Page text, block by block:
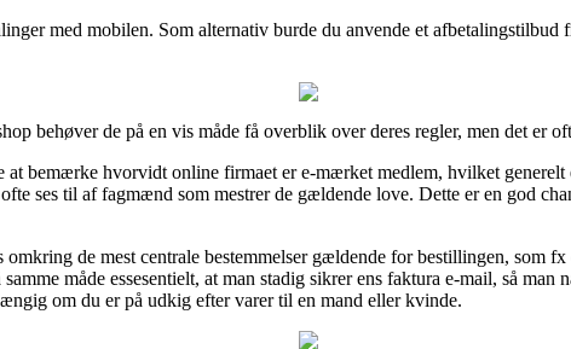
med mobilen. Som alternativ burde du anvende et
behøver de på en vis måde få overblik over deres regler, men det er
bemærke hvorvidt online firmaet er e-mærket medlem, hvilket generelt
ses til af fagmænd som mestrer de gældende love. Dette er en god
omkring de mest centrale bestemmelser gældende for bestillingen, som
måde essesentielt, at man stadig sikrer ens faktura e-mail, så
om du er på udkig efter varer til en mand eller kvinde.